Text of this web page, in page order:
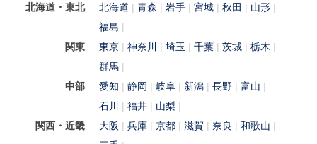
北海道・東北 北海道 青森 岩手 宮城 秋田
山形
福島
関東
東京 神奈川 埼玉 千葉 茨城
栃木
群馬
中部
愛知 静岡 岐阜 新潟 長野
富山
石川
福井
山梨
関西・近畿
大阪 兵庫 京都 滋賀 奈良
和歌山